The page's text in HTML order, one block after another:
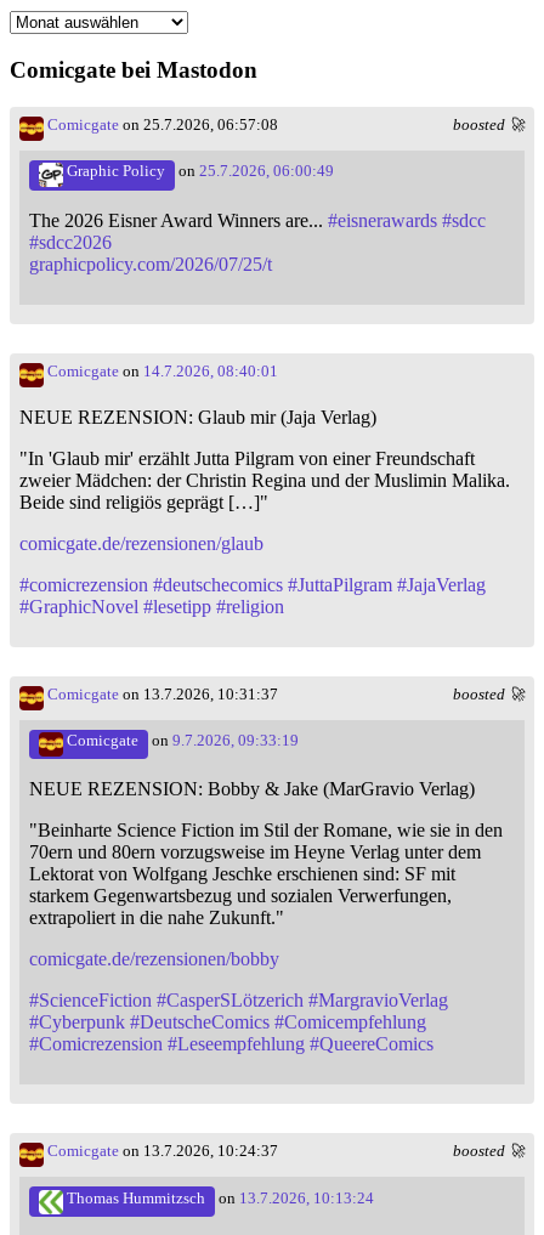
Monatsarchiv
Comicgate bei Mastodon
boosted 🚀
Comicgate on 25.7.2026, 06:57:08
Graphic Policy on 25.7.2026, 06:00:49
The 2026 Eisner Award Winners are... #eisnerawards #sdcc
#sdcc2026
graphicpolicy.com/2026/07/25/t
Comicgate on 14.7.2026, 08:40:01
NEUE REZENSION: Glaub mir (Jaja Verlag)
"In 'Glaub mir' erzählt Jutta Pilgram von einer Freundschaft
zweier Mädchen: der Christin Regina und der Muslimin Malika.
Beide sind religiös geprägt […]"
comicgate.de/rezensionen/glaub
#comicrezension #deutschecomics #JuttaPilgram #JajaVerlag
#GraphicNovel #lesetipp #religion
boosted 🚀
Comicgate on 13.7.2026, 10:31:37
Comicgate on 9.7.2026, 09:33:19
NEUE REZENSION: Bobby & Jake (MarGravio Verlag)
"Beinharte Science Fiction im Stil der Romane, wie sie in den
70ern und 80ern vorzugsweise im Heyne Verlag unter dem
Lektorat von Wolfgang Jeschke erschienen sind: SF mit
starkem Gegenwartsbezug und sozialen Verwerfungen,
extrapoliert in die nahe Zukunft."
comicgate.de/rezensionen/bobby
#ScienceFiction #CasperSLötzerich #MargravioVerlag
#Cyberpunk #DeutscheComics #Comicempfehlung
#Comicrezension #Leseempfehlung #QueereComics
boosted 🚀
Comicgate on 13.7.2026, 10:24:37
Thomas Hummitzsch on 13.7.2026, 10:13:24